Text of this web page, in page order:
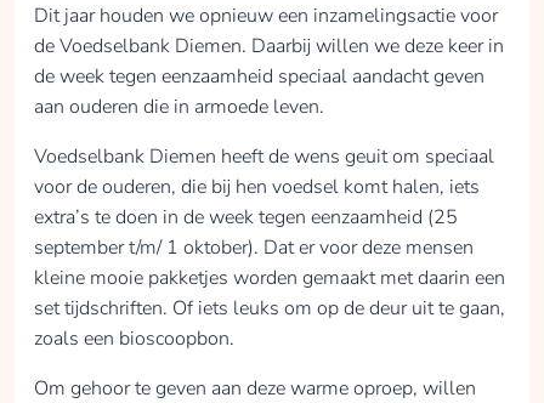
Dit jaar houden we opnieuw een inzamelingsactie voor
de Voedselbank Diemen. Daarbij willen we deze keer in
de week tegen eenzaamheid speciaal aandacht geven
aan ouderen die in armoede leven.
Voedselbank Diemen heeft de wens geuit om speciaal
voor de ouderen, die bij hen voedsel komt halen, iets
extra’s te doen in de week tegen eenzaamheid (25
september t/m/ 1 oktober). Dat er voor deze mensen
kleine mooie pakketjes worden gemaakt met daarin een
set tijdschriften. Of iets leuks om op de deur uit te gaan,
zoals een bioscoopbon.
Om gehoor te geven aan deze warme oproep, willen